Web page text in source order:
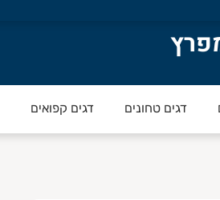
דגים טחונים דגים קפואים